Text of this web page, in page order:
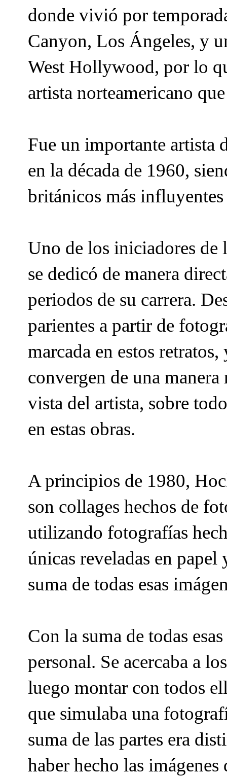
donde vivió por
Canyon, Los Ángeles, y
West Hollywood, por lo
artista norteamericano
Fue un importante
en la década de 1960,
británicos más
Uno de los iniciadores de
se dedicó de manera
periodos de su carrera.
parientes a partir de
marcada en estos
convergen de una
vista del artista, sobre
en estas obras.
A principios de 1980,
son collages hechos de
utilizando fotografías
únicas reveladas en papel
suma de todas esas
Con la suma de todas
personal. Se acercaba a
luego montar con todos
que simulaba una
suma de las partes era
haber hecho las